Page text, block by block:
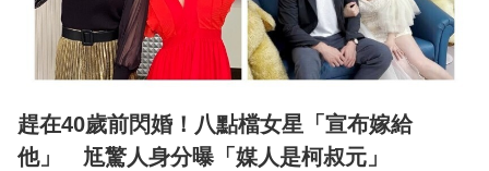
趕在40歲前閃婚！八點檔女星「宣布嫁給
他」 尪驚人身分曝「媒人是柯叔元」